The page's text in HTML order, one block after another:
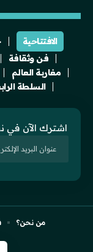
الافتتاحية
فن وثقافة
مغاربة العالم
السلطة
اشترك الآن في
من نحن؟